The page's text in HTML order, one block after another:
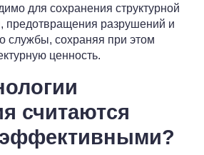
для сохранения структурной
предотвращения разрушений и
службы, сохраняя при этом
ценность.
считаются